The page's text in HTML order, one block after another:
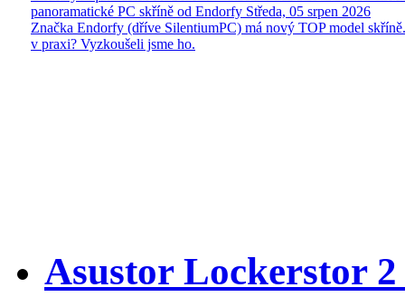
panoramatické PC skříně od Endorfy Středa, 05 srpen 2026
Značka Endorfy (dříve SilentiumPC) má nový TOP model
v praxi? Vyzkoušeli jsme ho.
Asustor Lockerstor